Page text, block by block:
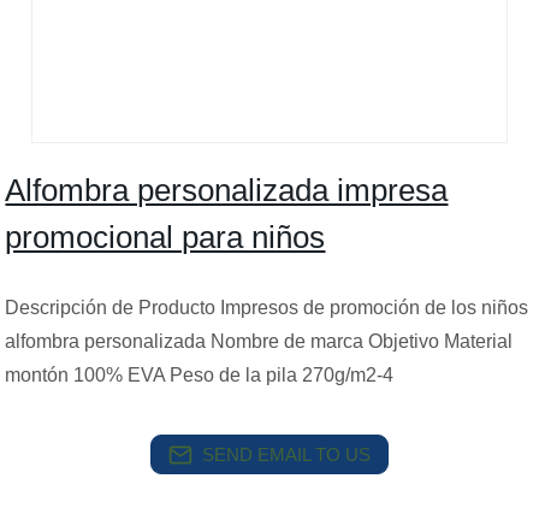
Alfombra personalizada impresa
promocional para niños
Descripción de Producto Impresos de promoción de los niños
alfombra personalizada Nombre de marca Objetivo Material
montón 100% EVA Peso de la pila 270g/m2-4
SEND EMAIL TO US